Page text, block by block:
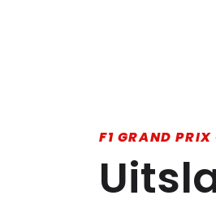
F1 GRAND